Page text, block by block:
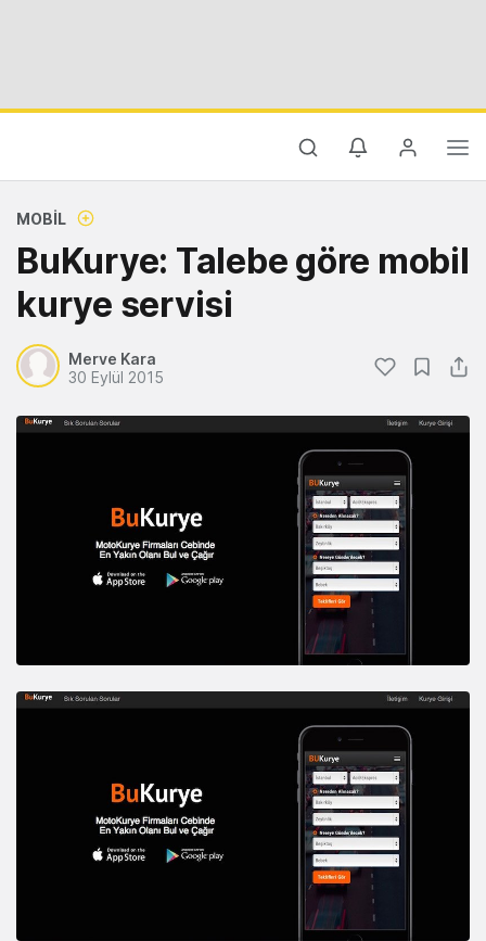
MOBIL
BuKurye: Talebe göre mobil
kurye servisi
Merve Kara
30 Eylül 2015